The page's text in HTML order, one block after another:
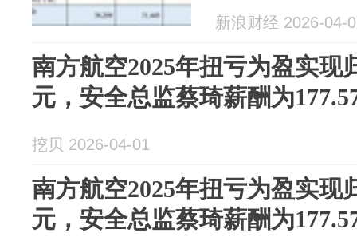
新浪财经 2026-04-
南方航空2025年扭亏为盈实现
元，安全总监蔡琦薪酬为
挖贝 2026-04-01
南方航空2025年扭亏为盈实现
元，安全总监蔡琦薪酬为